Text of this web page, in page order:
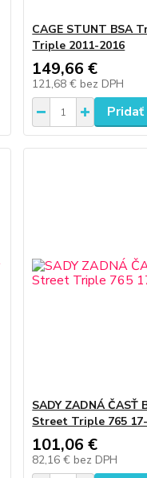
CAGE STUNT BSA
Triple 2011-2016
149,66 €
121,68 € bez DPH
Pridať
SADY ZADNÁ ČASŤ
Street Triple 765
101,06 €
82,16 € bez DPH